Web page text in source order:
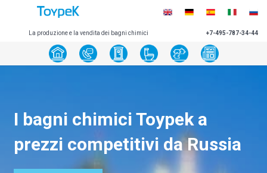
La produzione e la vendita dei bagni chimici +7-495-787-34-44
I bagni chimici Toypek a
prezzi competitivi da Russia